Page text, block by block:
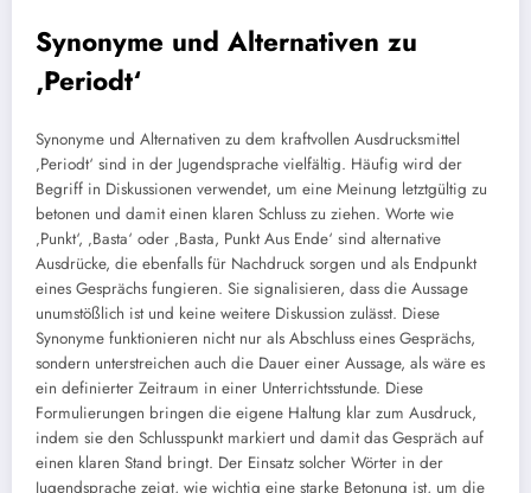
Synonyme und Alternativen zu
‚Periodt‘
Synonyme und Alternativen zu dem kraftvollen Ausdrucksmittel
‚Periodt‘ sind in der Jugendsprache vielfältig. Häufig wird der
Begriff in Diskussionen verwendet, um eine Meinung letztgültig zu
betonen und damit einen klaren Schluss zu ziehen. Worte wie
‚Punkt‘, ‚Basta‘ oder ‚Basta, Punkt Aus Ende‘ sind alternative
Ausdrücke, die ebenfalls für Nachdruck sorgen und als Endpunkt
eines Gesprächs fungieren. Sie signalisieren, dass die Aussage
unumstößlich ist und keine weitere Diskussion zulässt. Diese
Synonyme funktionieren nicht nur als Abschluss eines Gesprächs,
sondern unterstreichen auch die Dauer einer Aussage, als wäre es
ein definierter Zeitraum in einer Unterrichtsstunde. Diese
Formulierungen bringen die eigene Haltung klar zum Ausdruck,
indem sie den Schlusspunkt markiert und damit das Gespräch auf
einen klaren Stand bringt. Der Einsatz solcher Wörter in der
Jugendsprache zeigt, wie wichtig eine starke Betonung ist, um die